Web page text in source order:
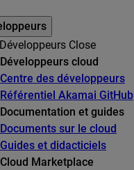
Développeurs Close
Développeurs cloud
Centre des développeurs
Référentiel Akamai GitHub
Documentation et guides
Documents sur le cloud
Guides et didacticiels
Cloud Marketplace